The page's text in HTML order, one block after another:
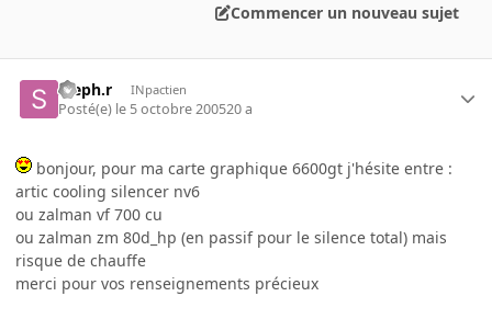
Commencer un nouveau sujet
steph.r INpactien
Posté(e) le 5 octobre 200520 a
bonjour, pour ma carte graphique 6600gt j'hésite entre :
artic cooling silencer nv6
ou zalman vf 700 cu
ou zalman zm 80d_hp (en passif pour le silence total) mais
risque de chauffe
merci pour vos renseignements précieux